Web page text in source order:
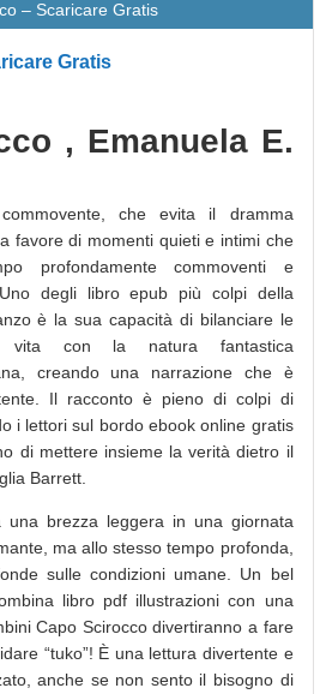
– Scaricare Gratis
Gratis
, Emanuela E.
che evita il dramma
favore di momenti quieti e intimi che
profondamente commoventi e
degli libro epub più colpi della
è la sua capacità di bilanciare le
vita con la natura fantastica
creando una narrazione che è
Il racconto è pieno di colpi di
i lettori sul bordo ebook online gratis
di mettere insieme la verità dietro il
Barrett.
brezza leggera in una giornata
ma allo stesso tempo profonda,
sulle condizioni umane. Un bel
libro pdf illustrazioni con una
Capo Scirocco divertiranno a fare
“tuko”! È una lettura divertente e
anche se non sento il bisogno di